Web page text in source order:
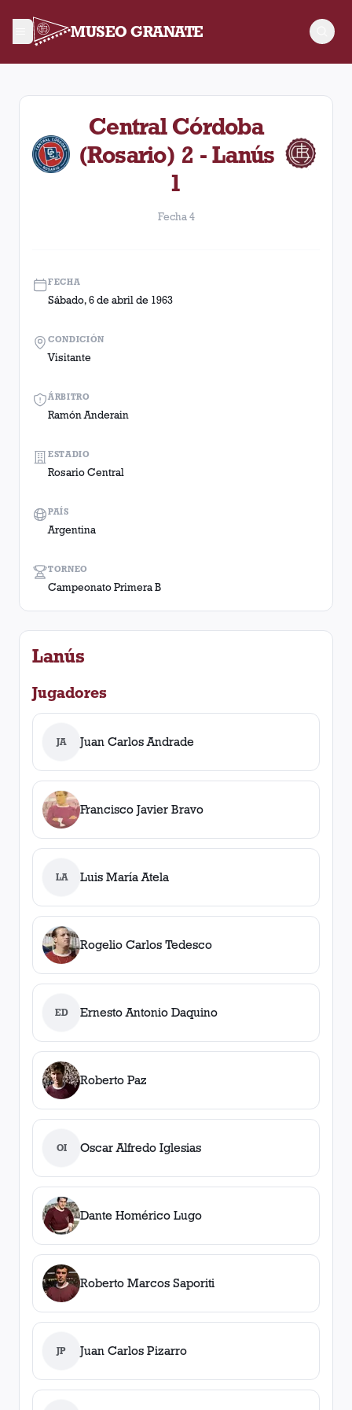
MUSEO GRANATE
Fecha 4. Partido entre Lanús y Central Córdoba (Rosario)
Central Córdoba
(Rosario) 2 - Lanús
1
Fecha 4
FECHA
Sábado, 6 de abril de 1963
ÁRBITRO
Ramón Anderain
TORNEO
Campeonato Primera B
CONDICIÓN
Visitante
ESTADIO
Rosario Central
PAÍS
Argentina
Lanús
Jugadores
JA Juan Carlos Andrade
Francisco Javier Bravo
LA Luis María Atela
Rogelio Carlos Tedesco
ED Ernesto Antonio Daquino
Roberto Paz
OI Oscar Alfredo Iglesias
Dante Homérico Lugo
Roberto Marcos Saporiti
JP Juan Carlos Pizarro